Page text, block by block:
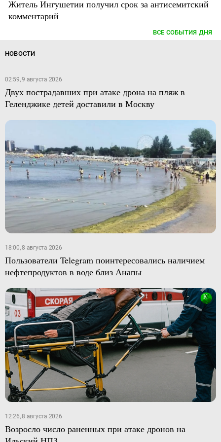
Житель Ингушетии получил срок за антисемитский
комментарий
ВСЕ СОБЫТИЯ ДНЯ
НОВОСТИ
02:59, 9 августа 2026
Двух пострадавших при атаке дрона на пляж в
Геленджике детей доставили в Москву
18:00, 8 августа 2026
Пользователи Telegram поинтересовались наличием
нефтепродуктов в воде близ Анапы
12:26, 8 августа 2026
Возросло число раненных при атаке дронов на